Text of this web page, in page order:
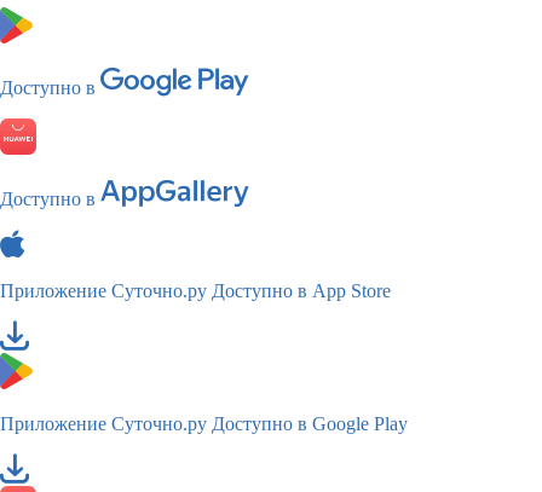
Доступно в
Доступно в
Приложение Суточно.ру Доступно в App Store
Приложение Суточно.ру Доступно в Google Play